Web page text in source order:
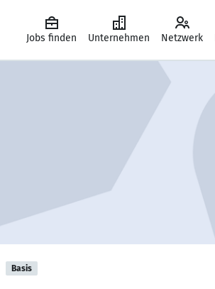
Jobs finden Unternehmen Netzwerk
Basis